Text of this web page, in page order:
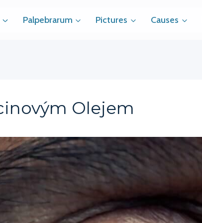
Palpebrarum Pictures Causes
Olejem